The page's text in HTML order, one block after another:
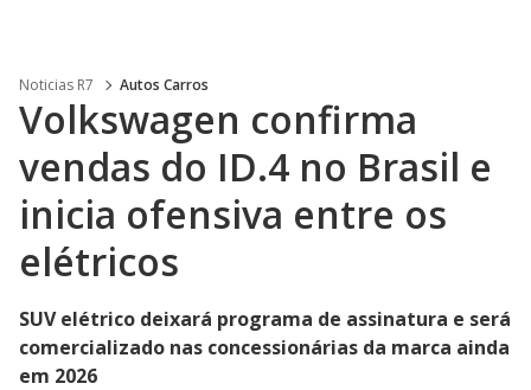
Noticias R7 Autos Carros
Volkswagen confirma
vendas do ID.4 no Brasil e
inicia ofensiva entre os
elétricos
SUV elétrico deixará programa de assinatura e será
comercializado nas concessionárias da marca ainda
em 2026